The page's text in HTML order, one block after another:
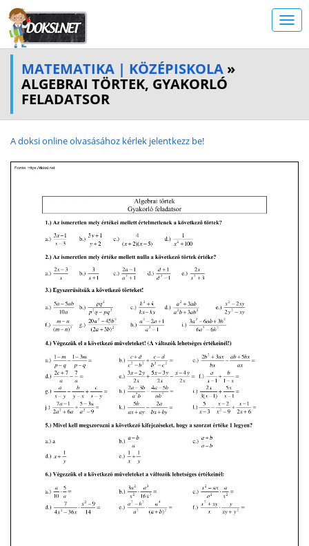
MATEMATIKA | KÖZÉPISKOLA »
ALGEBRAI TÖRTEK, GYAKORLÓ
FELADATSOR
A doksi online olvasásához kérlek jelentkezz be!